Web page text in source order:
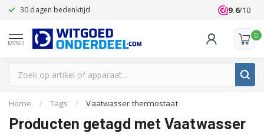
30 dagen bedenktijd Klanten
9.6/10
MENU
0
Home / Tags / Vaatwasser thermostaat
Producten getagd met Vaatwasser